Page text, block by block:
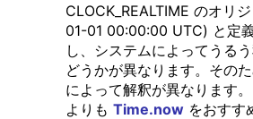
CLOCK_REALTIME のオリ
01-01 00:00:00 UTC) と定
し、システムによってうる
どうかが異なります。その
によって解釈が異なります
よりも Time.nowをおすす